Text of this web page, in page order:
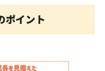
ポイント